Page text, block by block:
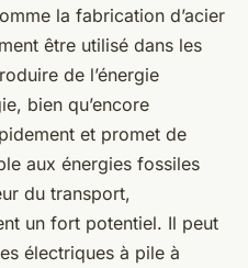
la fabrication d’acier
être utilisé dans les
de l’énergie
bien qu’encore
et promet de
aux énergies fossiles
du transport,
un fort potentiel. Il peut
électriques à pile à